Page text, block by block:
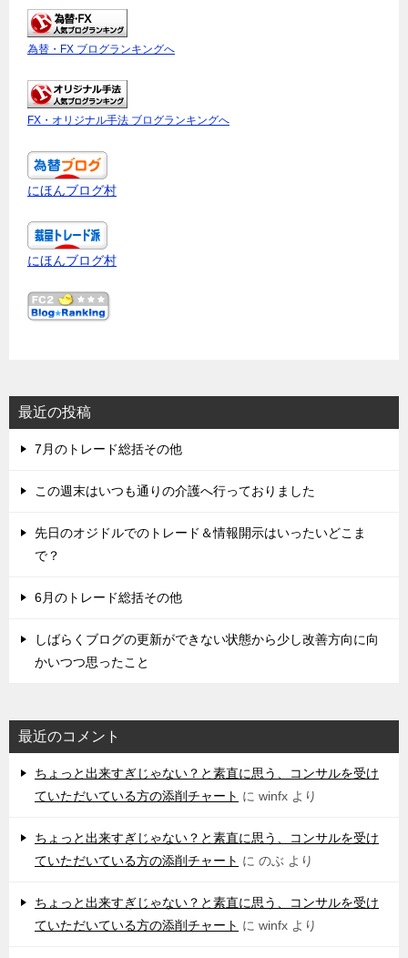
為替・FX ブログランキングへ
FX・オリジナル手法 ブログランキングへ
にほんブログ村
にほんブログ村
最近の投稿
7月のトレード総括その他
この週末はいつも通りの介護へ行っておりました
先日のオジドルでのトレード＆情報開示はいったいどこま
で？
6月のトレード総括その他
しばらくブログの更新ができない状態から少し改善方向に向
かいつつ思ったこと
最近のコメント
ちょっと出来すぎじゃない？と素直に思う、コンサルを受け
ていただいている方の添削チャート に winfx より
ちょっと出来すぎじゃない？と素直に思う、コンサルを受け
ていただいている方の添削チャート に のぶ より
ちょっと出来すぎじゃない？と素直に思う、コンサルを受け
ていただいている方の添削チャート に winfx より